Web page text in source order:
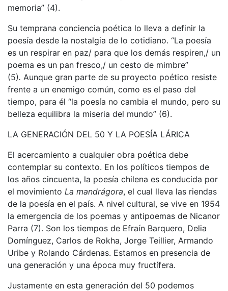
memoria” (4).
Su temprana conciencia poética lo lleva a definir la
poesía desde la nostalgia de lo cotidiano. “La poesía
es un respirar en paz/ para que los demás respiren,/ un
poema es un pan fresco,/ un cesto de mimbre”
(5). Aunque gran parte de su proyecto poético resiste
frente a un enemigo común, como es el paso del
tiempo, para él “la poesía no cambia el mundo, pero su
belleza equilibra la miseria del mundo” (6).
LA GENERACIÓN DEL 50 Y LA POESÍA LÁRICA
El acercamiento a cualquier obra poética debe
contemplar su contexto. En los políticos tiempos de
los años cincuenta, la poesía chilena es conducida por
el movimiento La mandrágora, el cual lleva las riendas
de la poesía en el país. A nivel cultural, se vive en 1954
la emergencia de los poemas y antipoemas de Nicanor
Parra (7). Son los tiempos de Efraín Barquero, Delia
Domínguez, Carlos de Rokha, Jorge Teillier, Armando
Uribe y Rolando Cárdenas. Estamos en presencia de
una generación y una época muy fructífera.
Justamente en esta generación del 50 podemos